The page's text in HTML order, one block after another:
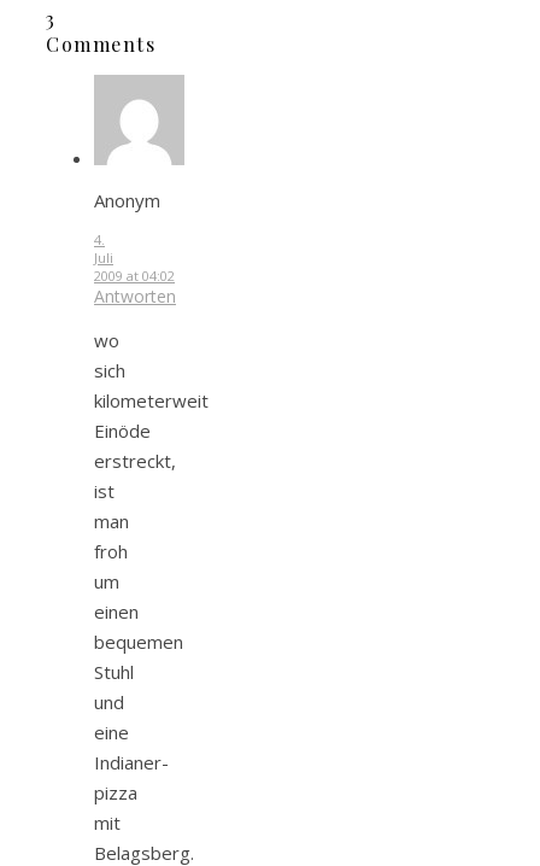
3
Comments
Anonym
4.
Juli
2009 at 04:02
Antworten
wo
sich
kilometerweit
Einöde
erstreckt,
ist
man
froh
um
einen
bequemen
Stuhl
und
eine
Indianer-
pizza
mit
Belagsberg.